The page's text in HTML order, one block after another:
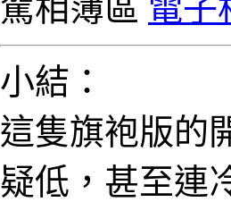
駕相簿區 電子
小結：
這隻旗袍版的
疑低，甚至連